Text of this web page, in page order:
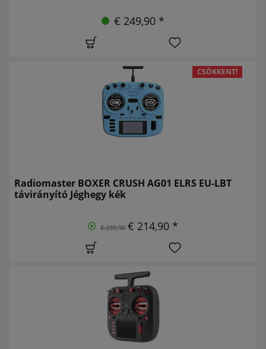
€ 249,90 *
CSÖKKENT!
Radiomaster BOXER CRUSH AG01 ELRS EU-LBT
távirányító Jéghegy kék
€ 239,90 € 214,90 *